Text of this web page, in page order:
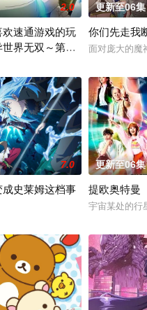
神威除灵。 拥有压倒性灵力的神
太与狸太》。国文老师手岛斥
2.0
速通游戏的玩
界无双～第二
更新至06集
你们先走我
面对庞大的魔
20亿日圆的丰厚遗产和一封遗
7.0
史莱姆这档事
更新至06集
提欧奥特曼
宇宙某处的行